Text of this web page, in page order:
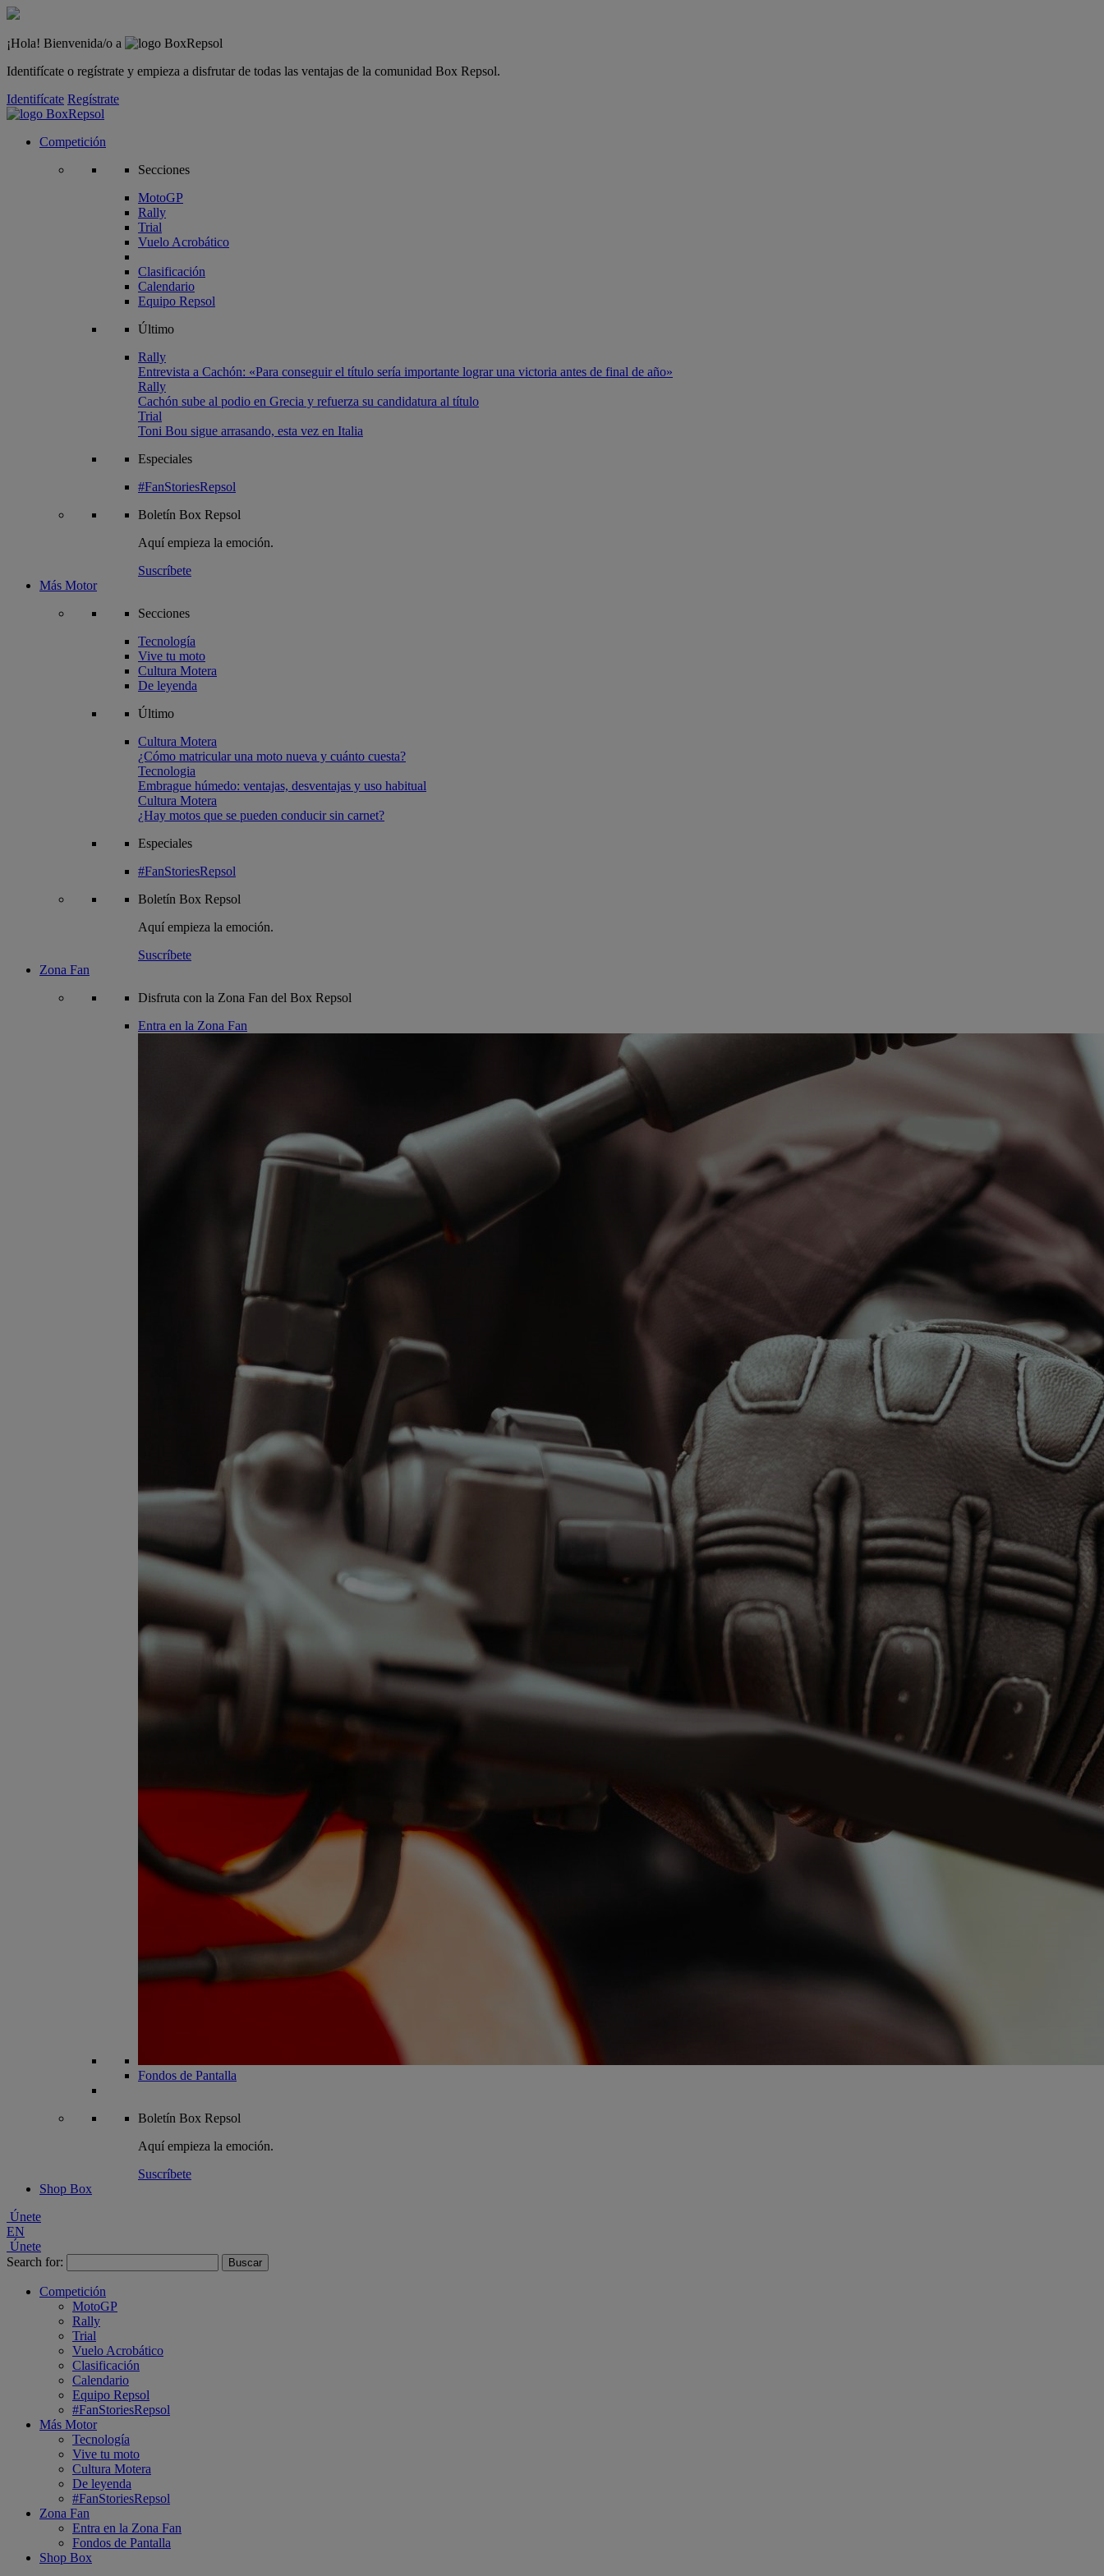
¡Hola! Bienvenida/o a
Identifícate o regístrate y empieza a disfrutar de todas las ventajas de la comunidad Box Repsol.
Identifícate Regístrate
Competición
Secciones
MotoGP
Rally
Trial
Vuelo Acrobático
Clasificación
Calendario
Equipo Repsol
Último
Rally
Entrevista a Cachón: «Para conseguir el título sería importante lograr una victoria antes de final de año»
Rally
Cachón sube al podio en Grecia y refuerza su candidatura al título
Trial
Toni Bou sigue arrasando, esta vez en Italia
Especiales
#FanStoriesRepsol
Boletín Box Repsol
Aquí empieza la emoción.
Suscríbete
Más Motor
Secciones
Tecnología
Vive tu moto
Cultura Motera
De leyenda
Último
Cultura Motera
¿Cómo matricular una moto nueva y cuánto cuesta?
Tecnologia
Embrague húmedo: ventajas, desventajas y uso habitual
Cultura Motera
¿Hay motos que se pueden conducir sin carnet?
Especiales
#FanStoriesRepsol
Boletín Box Repsol
Aquí empieza la emoción.
Suscríbete
Zona Fan
Disfruta con la Zona Fan del Box Repsol
Entra en la Zona Fan
Fondos de Pantalla
Boletín Box Repsol
Aquí empieza la emoción.
Suscríbete
Shop Box
Únete
EN
Únete
Search for:
Competición
MotoGP
Rally
Trial
Vuelo Acrobático
Clasificación
Calendario
Equipo Repsol
#FanStoriesRepsol
Más Motor
Tecnología
Vive tu moto
Cultura Motera
De leyenda
#FanStoriesRepsol
Zona Fan
Entra en la Zona Fan
Fondos de Pantalla
Shop Box